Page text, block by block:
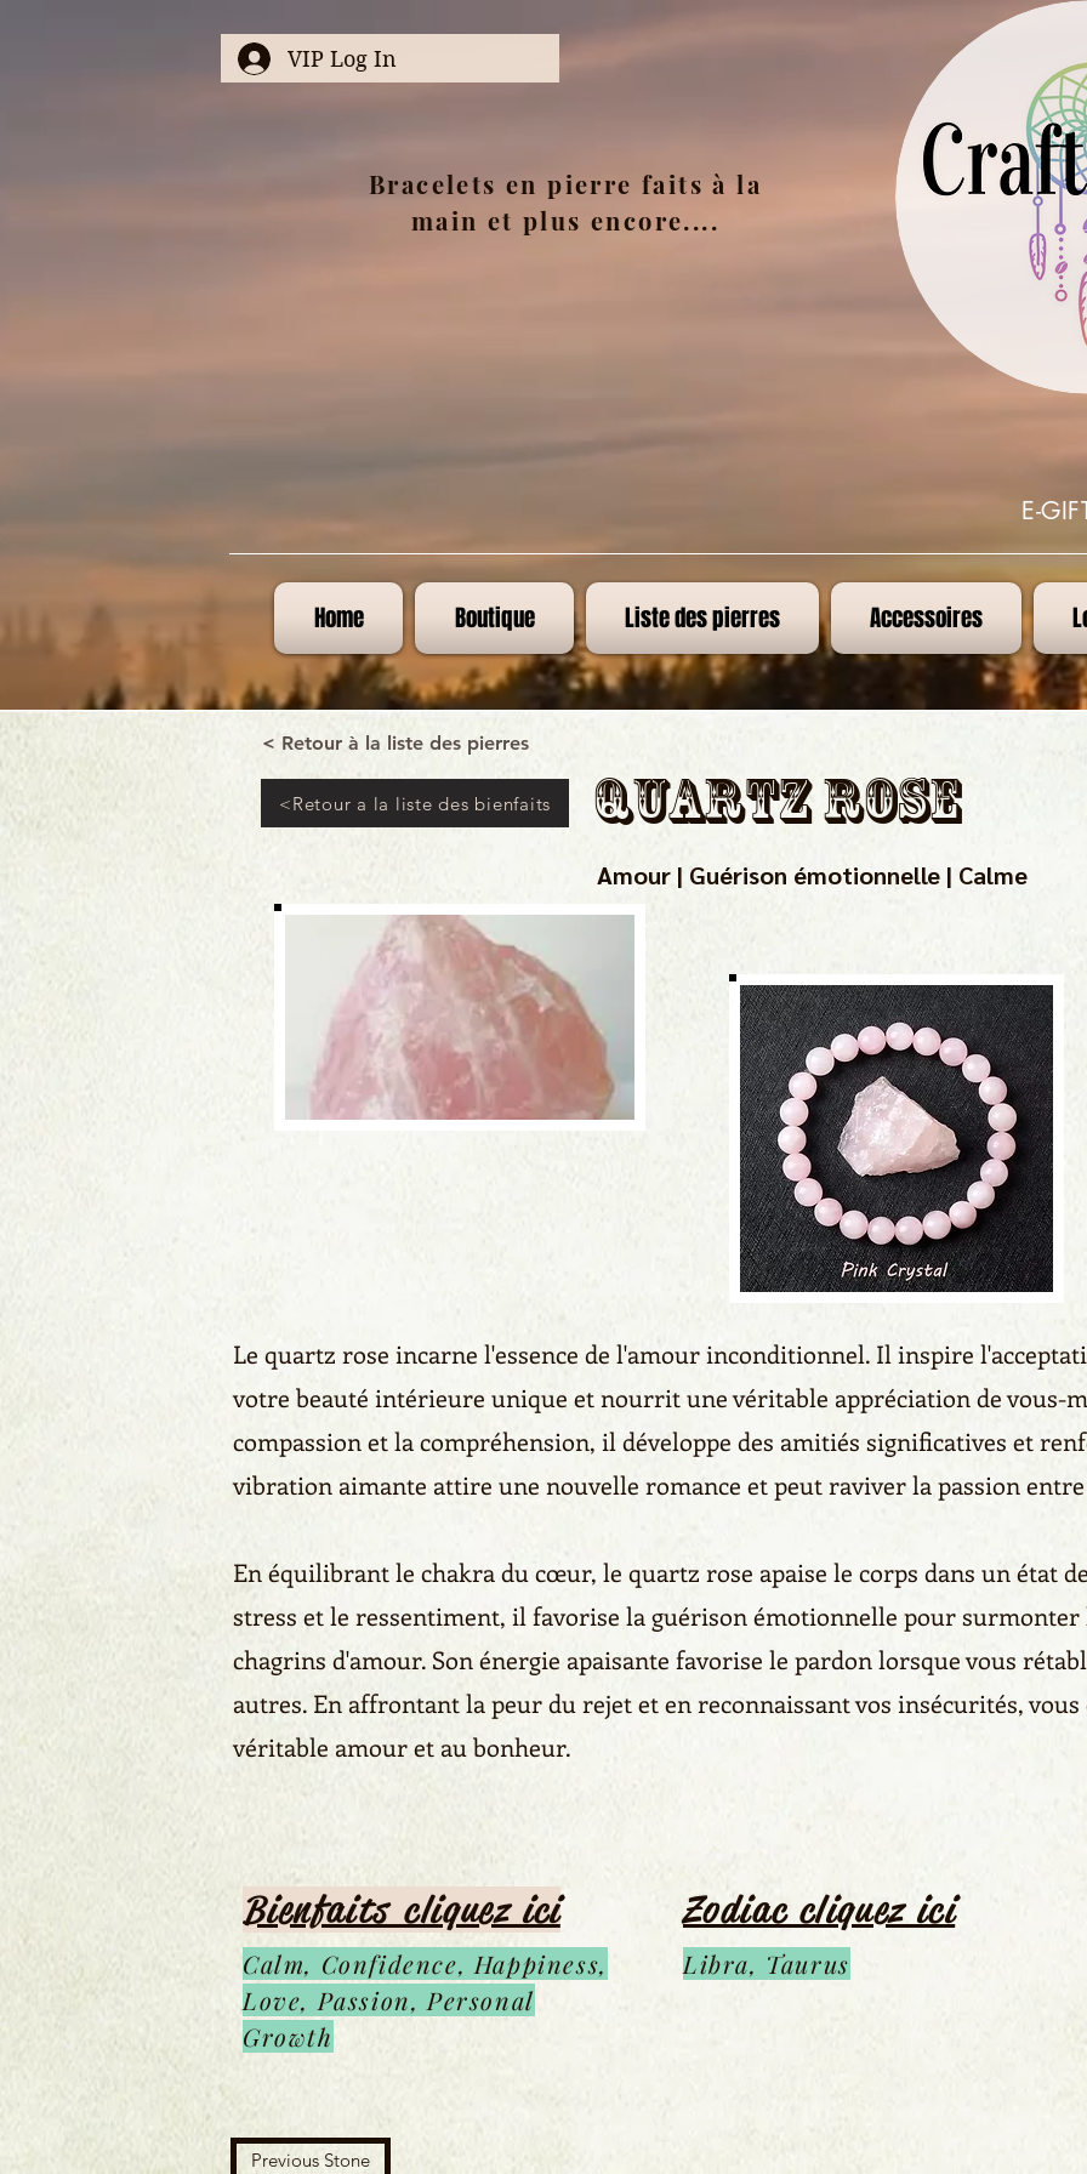
VIP Log In
Bracelets en pierre faits à la
main et plus encore....
E-
Home Boutique Liste des pierres Accessoires
< Retour à la liste des pierres
<Retour a la liste des bienfaits Quartz rose
Amour | Guérison émotionnelle | Calme
Le quartz rose incarne l'essence de l'amour inconditionnel. Il inspire
votre beauté intérieure unique et nourrit une véritable appréciation de vous-
compassion et la compréhension, il développe des amitiés significatives et
vibration aimante attire une nouvelle romance et peut raviver la passion
En équilibrant le chakra du cœur, le quartz rose apaise le corps dans un état
stress et le ressentiment, il favorise la guérison émotionnelle pour surmonter
chagrins d'amour. Son énergie apaisante favorise le pardon lorsque vous
autres. En affrontant la peur du rejet et en reconnaissant vos insécurités,
véritable amour et au bonheur.
Bienfaits cliquez ici
Calm, Confidence, Happiness,
Love, Passion, Personal
Growth
Zodiac cliquez ici
Libra, Taurus
Previous Stone